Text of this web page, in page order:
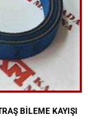
BİLEME KAYIŞI